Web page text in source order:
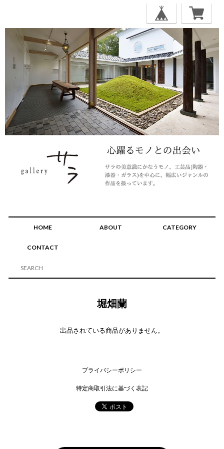
HOME ABOUT CATEGORY
CONTACT
堀畑蘭
出品されている商品がありません。
プライバシーポリシー
特定商取引法に基づく表記